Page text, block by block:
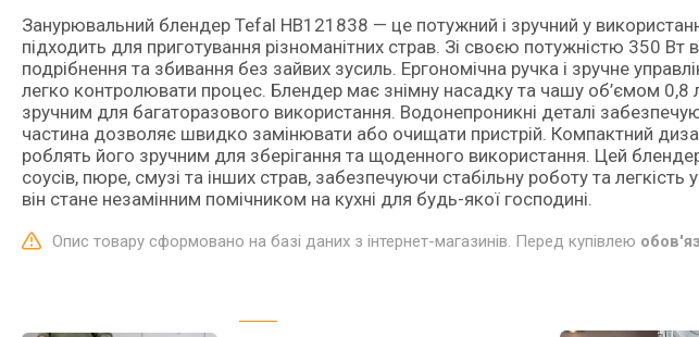
Занурювальний блендер Tefal HB121838 — це потужний і зручний у
підходить для приготування різноманітних страв. Зі своєю потужністю 350 Вт
подрібнення та збивання без зайвих зусиль. Ергономічна ручка і зручне
легко контролювати процес. Блендер має знімну насадку та чашу об’ємом
зручним для багаторазового використання. Водонепроникні деталі
частина дозволяє швидко замінювати або очищати пристрій. Компактний
роблять його зручним для зберігання та щоденного використання. Цей
соусів, пюре, смузі та інших страв, забезпечуючи стабільну роботу та легкість
він стане незамінним помічником на кухні для будь-якої господині.
Опис товару сформовано на базі даних з інтернет-магазинів. Перед купівлею